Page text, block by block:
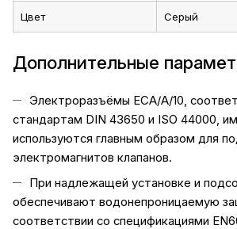
Цвет Серый
Дополнительные
Электроразъёмы ECA/A/10,
стандартам DIN 43650 и ISO 44000,
используются главным образом для
электромагнитов клапанов.
При надлежащей установке и
обеспечивают водонепроницаемую
соответствии со спецификациями